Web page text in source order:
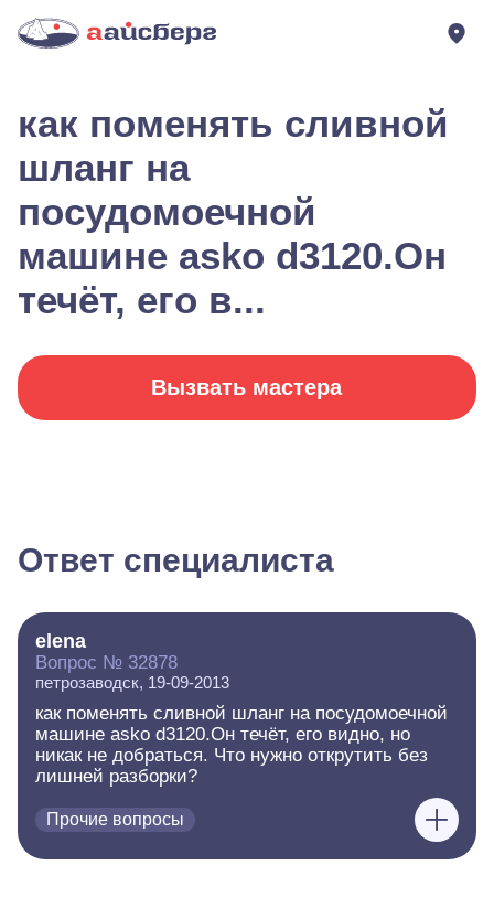
как поменять сливной
шланг на
посудомоечной
машине asko d3120.Он
течёт, его в...
Вызвать мастера
Ответ специалиста
elena
Вопрос № 32878
петрозаводск, 19-09-2013
как поменять сливной шланг на посудомоечной
машине asko d3120.Он течёт, его видно, но
никак не добраться. Что нужно открутить без
лишней разборки?
Прочие вопросы